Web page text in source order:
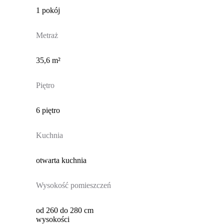
1 pokój
Metraż
35,6 m²
Piętro
6 piętro
Kuchnia
otwarta kuchnia
Wysokość pomieszczeń
od 260 do 280 cm
wysokości